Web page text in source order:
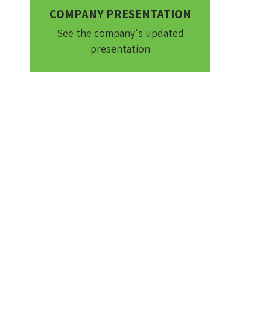
COMPANY PRESENTATION
See the company's updated
presentation